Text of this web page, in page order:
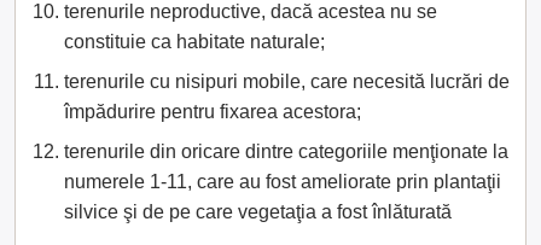
terenurile neproductive, dacă acestea nu se
constituie ca habitate naturale;
terenurile cu nisipuri mobile, care necesită lucrări de
împădurire pentru fixarea acestora;
terenurile din oricare dintre categoriile menţionate la
numerele 1-11, care au fost ameliorate prin plantaţii
silvice şi de pe care vegetaţia a fost înlăturată